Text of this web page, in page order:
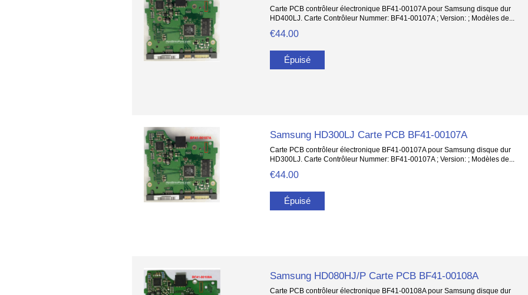
Carte PCB contrôleur électronique BF41-00107A pour Samsung disque dur
HD400LJ. Carte Contrôleur Nummer: BF41-00107A ; Version: ; Modèles de...
€44.00
Épuisé
Samsung HD300LJ Carte PCB BF41-00107A
Carte PCB contrôleur électronique BF41-00107A pour Samsung disque dur
HD300LJ. Carte Contrôleur Nummer: BF41-00107A ; Version: ; Modèles de...
€44.00
Épuisé
Samsung HD080HJ/P Carte PCB BF41-00108A
Carte PCB contrôleur électronique BF41-00108A pour Samsung disque dur